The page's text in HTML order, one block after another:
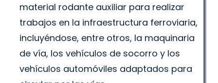
material rodante auxiliar para realizar
trabajos en la infraestructura ferroviaria,
incluyéndose, entre otros, la maquinaria
de vía, los vehículos de socorro y los
vehículos automóviles adaptados para